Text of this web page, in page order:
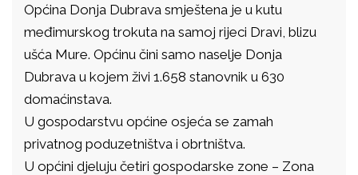
Općina Donja Dubrava smještena je u kutu
međimurskog trokuta na samoj rijeci Dravi, blizu
ušća Mure. Općinu čini samo naselje Donja
Dubrava u kojem živi 1.658 stanovnik u 630
domaćinstava.
U gospodarstvu općine osjeća se zamah
privatnog poduzetništva i obrtništva.
U općini djeluju četiri gospodarske zone – Zona